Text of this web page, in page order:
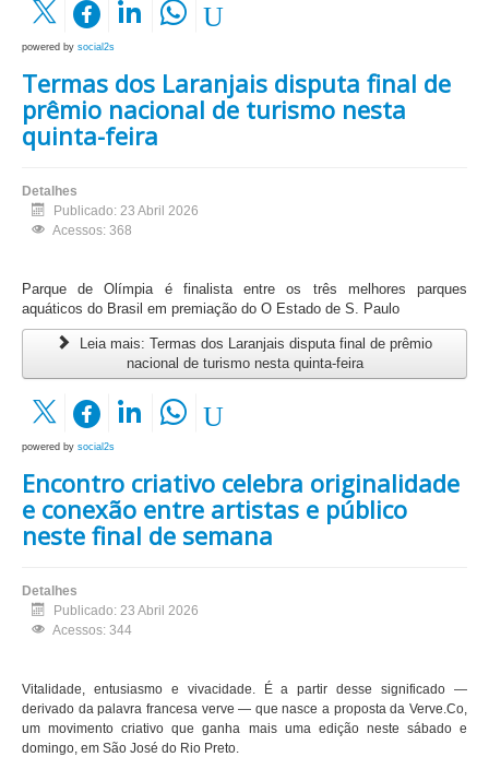
powered by social2s
Termas dos Laranjais disputa final de
prêmio nacional de turismo nesta
quinta-feira
Detalhes
Publicado: 23 Abril 2026
Acessos: 368
Parque de Olímpia é finalista entre os três melhores parques
aquáticos do Brasil em premiação do O Estado de S. Paulo
Leia mais: Termas dos Laranjais disputa final de prêmio
nacional de turismo nesta quinta-feira
powered by social2s
Encontro criativo celebra originalidade
e conexão entre artistas e público
neste final de semana
Detalhes
Publicado: 23 Abril 2026
Acessos: 344
Vitalidade, entusiasmo e vivacidade. É a partir desse significado —
derivado da palavra francesa verve — que nasce a proposta da Verve.Co,
um movimento criativo que ganha mais uma edição neste sábado e
domingo, em São José do Rio Preto.